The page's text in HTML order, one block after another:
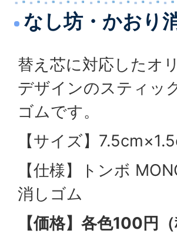
なし坊・かおり
替え芯に対応したオ
デザインのスティッ
ゴムです。
【サイズ】
【仕様】トンボ
消しゴム
【価格】各色100円（